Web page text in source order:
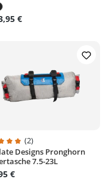
€
von 5 SternenBewertung
(2)
Designs Pronghorn
7.5-23L
€